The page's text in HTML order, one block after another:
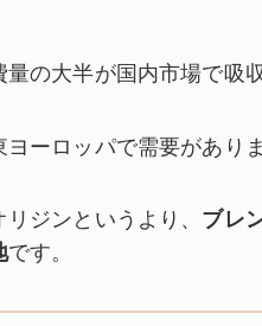
量の大半が国内市場で吸
ヨーロッパで需要があり
ジンというより、 ブレ
です。